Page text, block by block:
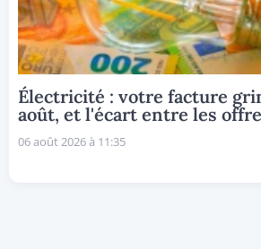
Électricité : votre facture
août, et l'écart entre les
06 août 2026 à 11:35